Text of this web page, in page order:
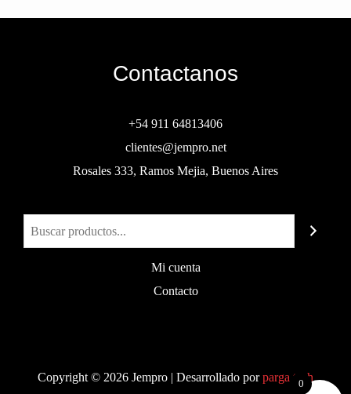
Contactanos
+54 911 64813406
clientes@jempro.net
Rosales 333, Ramos Mejia, Buenos Aires
Mi cuenta
Contacto
Copyright © 2026 Jempro | Desarrollado porparga.tech
0